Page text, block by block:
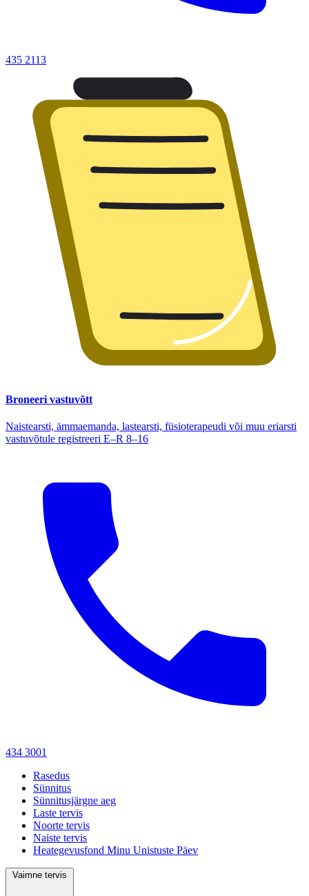
435 2113
Broneeri vastuvõtt
Naistearsti, ämmaemanda, lastearsti, füsioterapeudi või muu eriarsti
vastuvõtule registreeri E–R 8–16
434 3001
Rasedus
Sünnitus
Sünnitusjärgne aeg
Laste tervis
Noorte tervis
Naiste tervis
Heategevusfond Minu Unistuste Päev
Vaimne tervis